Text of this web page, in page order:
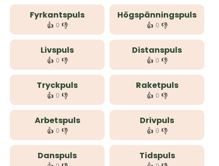
Fyrkantspuls
👍 0 👎
Högspänningspuls
👍 0 👎
Livspuls
👍 0 👎
Distanspuls
👍 0 👎
Tryckpuls
👍 0 👎
Raketpuls
👍 0 👎
Arbetspuls
👍 0 👎
Drivpuls
👍 0 👎
Danspuls Tidspuls